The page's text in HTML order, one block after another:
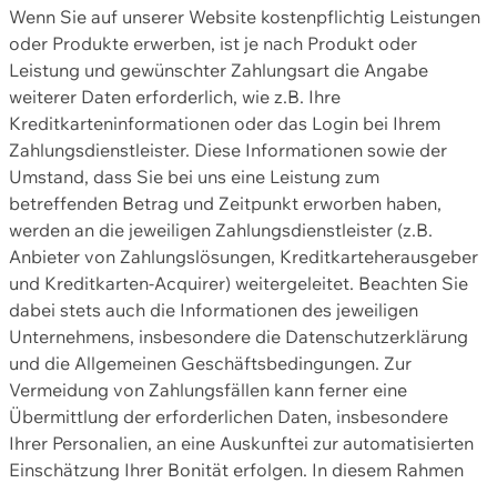
Wenn Sie auf unserer Website kostenpflichtig Leistungen
oder Produkte erwerben, ist je nach Produkt oder
Leistung und gewünschter Zahlungsart die Angabe
weiterer Daten erforderlich, wie z.B. Ihre
Kreditkarteninformationen oder das Login bei Ihrem
Zahlungsdienstleister. Diese Informationen sowie der
Umstand, dass Sie bei uns eine Leistung zum
betreffenden Betrag und Zeitpunkt erworben haben,
werden an die jeweiligen Zahlungsdienstleister (z.B.
Anbieter von Zahlungslösungen, Kreditkarteherausgeber
und Kreditkarten-Acquirer) weitergeleitet. Beachten Sie
dabei stets auch die Informationen des jeweiligen
Unternehmens, insbesondere die Datenschutzerklärung
und die Allgemeinen Geschäftsbedingungen. Zur
Vermeidung von Zahlungsfällen kann ferner eine
Übermittlung der erforderlichen Daten, insbesondere
Ihrer Personalien, an eine Auskunftei zur automatisierten
Einschätzung Ihrer Bonität erfolgen. In diesem Rahmen